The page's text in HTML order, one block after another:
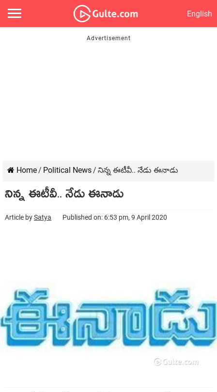
English
Home/ Political News/ నిన్న ఈటీవీ.. నేడు ఈనాడు
నిన్న ఈటీవీ.. నేడు ఈనాడు
Article bySatya Published on: 6:53 pm, 9 April 2020